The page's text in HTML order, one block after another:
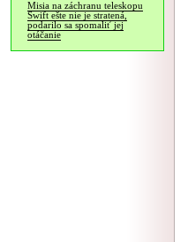
Misia na záchranu teleskopu
Swift ešte nie je stratená,
podarilo sa spomaliť jej
otáčanie